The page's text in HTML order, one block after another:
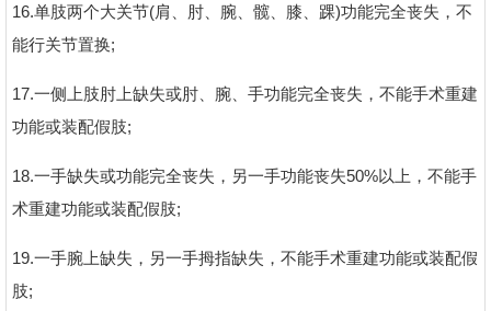
16.单肢两个大关节(肩、肘、腕、髋、膝、踝)功能完全丧失，不
能行关节置换;
17.一侧上肢肘上缺失或肘、腕、手功能完全丧失，不能手术重建
功能或装配假肢;
18.一手缺失或功能完全丧失，另一手功能丧失50%以上，不能手
术重建功能或装配假肢;
19.一手腕上缺失，另一手拇指缺失，不能手术重建功能或装配假
肢;